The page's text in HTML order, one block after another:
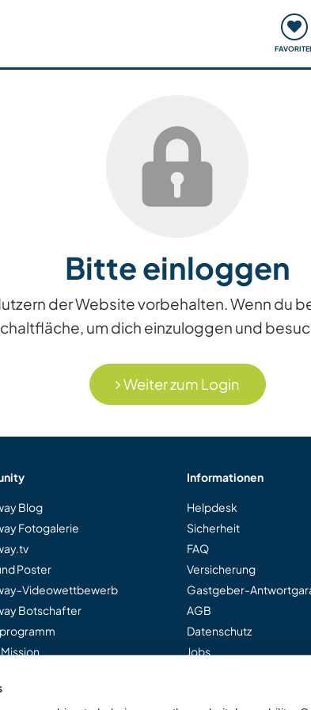
Reisen &
Bitte einloggen
der Website vorbehalten. Wenn du
um dich einzuloggen und
Weiter zum Login
Blog
Fotogalerie
Poster
Videowettbewerb
Botschafter
Informationen
Helpdesk
Sicherheit
FAQ
Versicherung
Gastgeber-
AGB
Datenschutz
Jobs